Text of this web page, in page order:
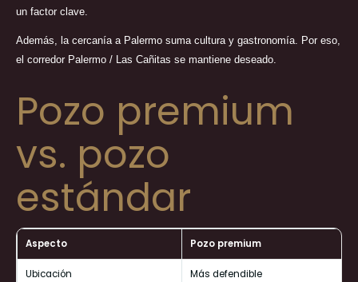
un factor clave.
Además, la cercanía a Palermo suma cultura y gastronomía. Por eso,
el corredor Palermo / Las Cañitas se mantiene deseado.
Pozo premium
vs. pozo
estándar
Aspecto Pozo premium
Ubicación Más defendible